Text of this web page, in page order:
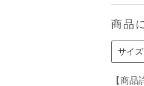
▲レディースワンピ
▲マフラー／ストー
▲その他
商品
サイ
【商品